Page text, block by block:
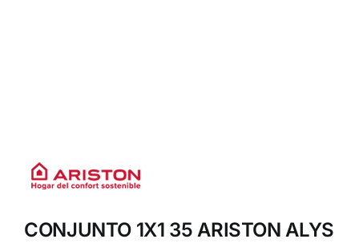
CONJUNTO 1X1 35 ARISTON ALYS